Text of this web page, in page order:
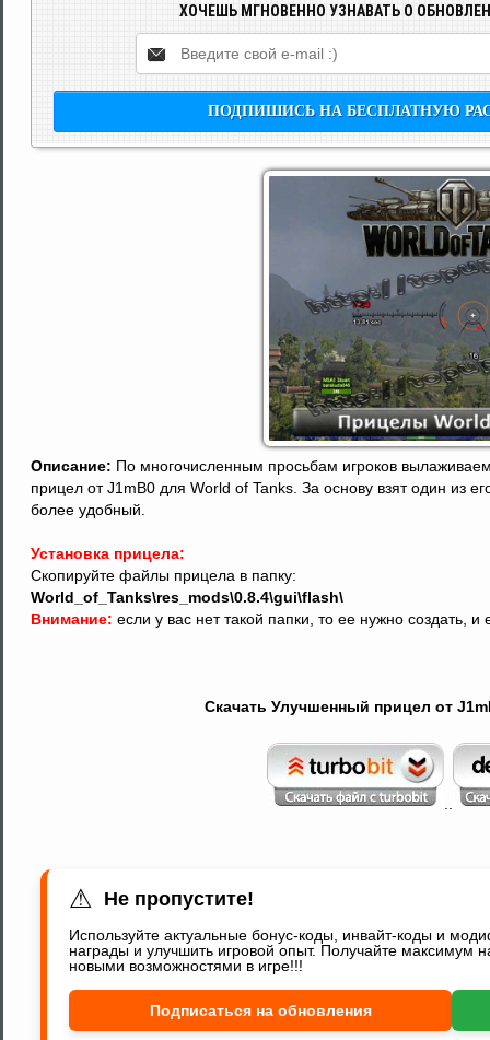
ХОЧЕШЬ МГНОВЕННО УЗНАВАТЬ О
Описание: По многочисленным просьбам игроков
прицел от J1mB0 для World of Tanks. За основу взят один из
более удобный.
Установка прицела:
Скопируйте файлы прицела в папку:
World_of_Tanks\res_mods\0.8.4\gui\flash\
Внимание: если у вас нет такой папки, то ее нужно создать,
Скачать Улучшенный прицел от
⚠ Не пропустите!
Используйте актуальные бонус-коды, инвайт-коды и
награды и улучшить игровой опыт. Получайте максимум
новыми возможностями в игре!!!
Подписаться на обновления